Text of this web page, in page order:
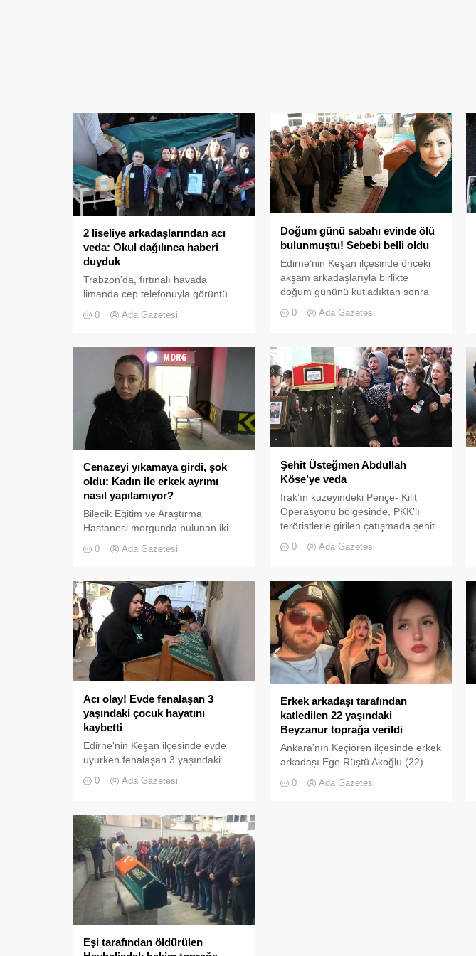
2 liseliye arkadaşlarından acı
veda: Okul dağılınca haberi
duyduk
Trabzon'da, fırtınalı havada
limanda cep telefonuyla görüntü
denizde 5 gün sonra cansız
Uğurcan Korkmaz
(16) Gümüşhane'de, Emir Berke
Aşık (16) ise Trabzon'da,
gözyaşlarıyla toprağa verildi.
0 Ada Gazetesi
Doğum günü sabahı evinde ölü
bulunmuştu! Sebebi belli oldu
Edirne’nin Keşan ilçesinde önceki
akşam arkadaşlarıyla birlikte
doğum gününü kutladıktan sonra
Gülçin Altan’ın (45) geçirdiği kalp
belirlendi.
0 Ada Gazetesi
Cenazeyi yıkamaya girdi, şok
oldu: Kadın ile erkek ayrımı
nasıl yapılamıyor?
Bilecik Eğitim ve Araştırma
Hastanesi morgunda bulunan iki
mezardan çıkarılarak yakınlarına
0 Ada Gazetesi
Şehit Üsteğmen Abdullah
Köse’ye veda
Irak’ın kuzeyindeki Pençe- Kilit
Operasyonu bölgesinde, PKK’lı
teröristlerle girilen çatışmada şehit
Köse'nin (32) cenazesi, Ankara'da
0 Ada Gazetesi
Acı olay! Evde fenalaşan 3
yaşındaki çocuk hayatını
kaybetti
Edirne'nin Keşan ilçesinde evde
uyurken fenalaşan 3 yaşındaki
ani kalp durması nedeniyle
0 Ada Gazetesi
Erkek arkadaşı tarafından
katledilen 22 yaşındaki
Beyzanur toprağa verildi
Ankara'nın Keçiören ilçesinde erkek
arkadaşı Ege Rüştü Akoğlu (22)
öldürülen Beyzanur Kaya (22),
0 Ada Gazetesi
Eşi tarafından öldürülen